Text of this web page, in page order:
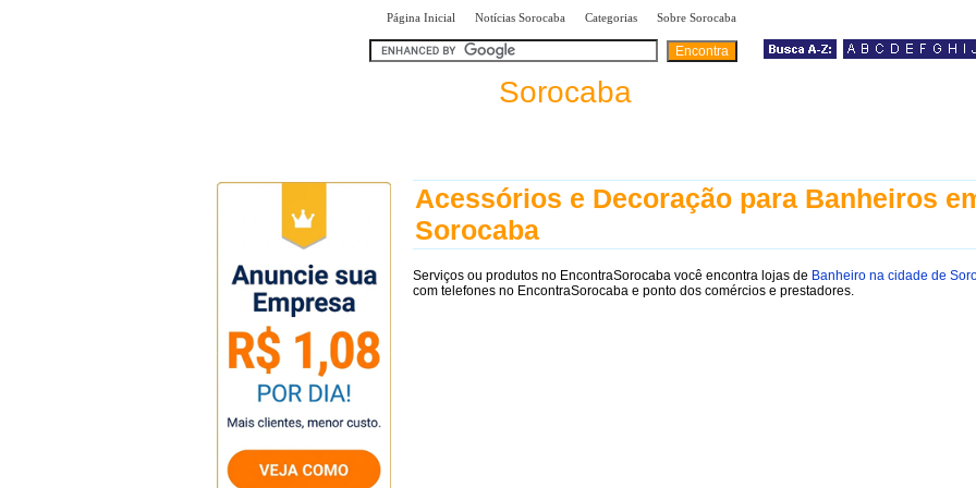
Página Inicial Notícias Sorocaba Categorias Sobre Sorocaba
Sorocaba
Acessórios e Decoração para Banheiros
Sorocaba
Serviços ou produtos no EncontraSorocaba você encontra lojas de Banheiro na cidade de
com telefones no EncontraSorocaba e ponto dos comércios e prestadores.